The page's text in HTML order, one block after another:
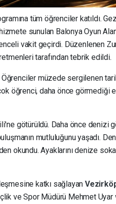
tüm öğrenciler katıldı.
sunulan Balonya Oyun
vakit geçirdi. Düzenlenen
tarafından tebrik edildi.
müzede sergilenen
öğrenci, daha önce görmediği
götürüldü. Daha önce denizi
mutluluğunu yaşadı.
okundu. Ayaklarını denize
katkı sağlayan
ve Spor Müdürü Mehmet